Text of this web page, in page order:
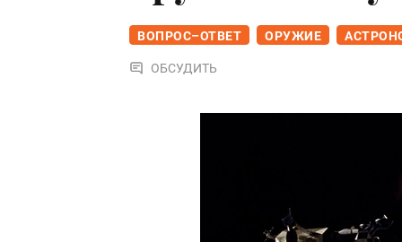
ВОПРОС–ОТВЕТ ОРУЖИЕ
ОБСУДИТЬ